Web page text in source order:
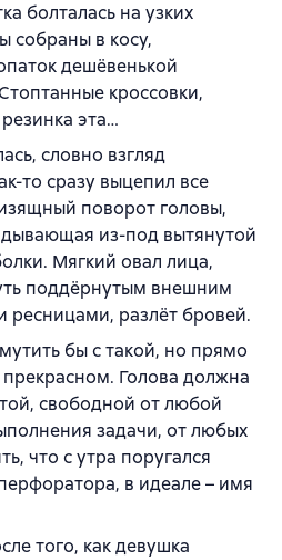
болталась на узких
собраны в косу,
дешёвенькой
кроссовки,
эта…
словно взгляд
то сразу выцепил все
поворот головы,
из-под вытянутой
Мягкий овал лица,
поддёрнутым внешним
разлёт бровей.
бы с такой, но прямо
Голова должна
свободной от любой
задачи, от любых
что с утра поругался
в идеале – имя
того, как девушка